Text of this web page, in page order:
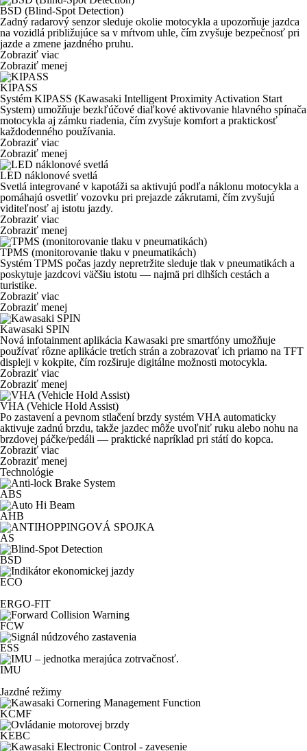
BSD (Blind-Spot Detection)
Zadný radarový senzor sleduje okolie motocykla a upozorňuje jazdca
na vozidlá približujúce sa v mŕtvom uhle, čím zvyšuje bezpečnosť pri
jazde a zmene jazdného pruhu.
Zobraziť viac
Zobraziť menej
KIPASS
Systém KIPASS (Kawasaki Intelligent Proximity Activation Start
System) umožňuje bezkľúčové diaľkové aktivovanie hlavného spínača
motocykla aj zámku riadenia, čím zvyšuje komfort a praktickosť
každodenného používania.
Zobraziť viac
Zobraziť menej
LED náklonové svetlá
Svetlá integrované v kapotáži sa aktivujú podľa náklonu motocykla a
pomáhajú osvetliť vozovku pri prejazde zákrutami, čím zvyšujú
viditeľnosť aj istotu jazdy.
Zobraziť viac
Zobraziť menej
TPMS (monitorovanie tlaku v pneumatikách)
Systém TPMS počas jazdy nepretržite sleduje tlak v pneumatikách a
poskytuje jazdcovi väčšiu istotu — najmä pri dlhších cestách a
turistike.
Zobraziť viac
Zobraziť menej
Kawasaki SPIN
Nová infotainment aplikácia Kawasaki pre smartfóny umožňuje
používať rôzne aplikácie tretích strán a zobrazovať ich priamo na TFT
displeji v kokpite, čím rozširuje digitálne možnosti motocykla.
Zobraziť viac
Zobraziť menej
VHA (Vehicle Hold Assist)
Po zastavení a pevnom stlačení brzdy systém VHA automaticky
aktivuje zadnú brzdu, takže jazdec môže uvoľniť ruku alebo nohu na
brzdovej páčke/pedáli — praktické napríklad pri státí do kopca.
Zobraziť viac
Zobraziť menej
Technológie
ABS
AHB
AS
BSD
ECO
ERGO-FIT
FCW
ESS
IMU
Jazdné režimy
KCMF
KEBC